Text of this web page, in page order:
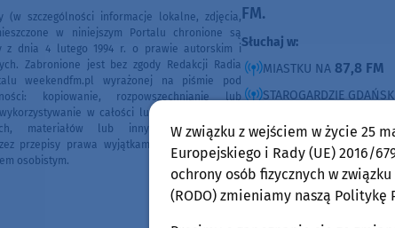
FM.
Słuchaj w:
MIASTKU NA 87,8 FM
STAROGARDZIE
KOŚCIERZYNIE NA 91,7
SĘPÓLNIE KRAJEŃSKIM
CHOJNICACH,
BYTOWIE NA105,8 FM
(w szczególności informacje lokalne, zdjęcia,
w niniejszym Portalu chronione są
z dnia 4 lutego 1994 r. o prawie autorskim i
Zabronione jest bez zgody Redakcji Radia
weekendfm.pl wyrażonej na piśmie pod
kopiowanie, rozpowszechnianie lub
w całości lub we fragmentach
materiałów lub innych treści poza
przepisy prawa wyjątkami, w szczególności
osobistym.
W związku z wejściem w życie 25
Europejskiego i Rady (UE) 2016/
ochrony osób fizycznych w
(RODO) zmieniamy naszą